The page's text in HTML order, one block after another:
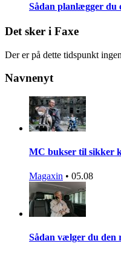
Sådan planlægger du
Det sker i Faxe
Der er på dette tidspunkt
Navnenyt
MC bukser til sikker
Magaxin • 05.08
Sådan vælger du